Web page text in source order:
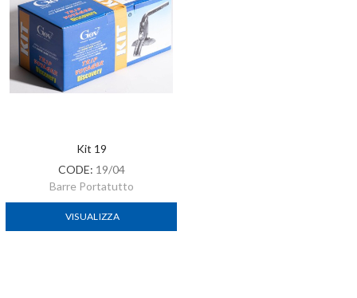
Kit 19
CODE: 19/04
Barre Portatutto
VISUALIZZA